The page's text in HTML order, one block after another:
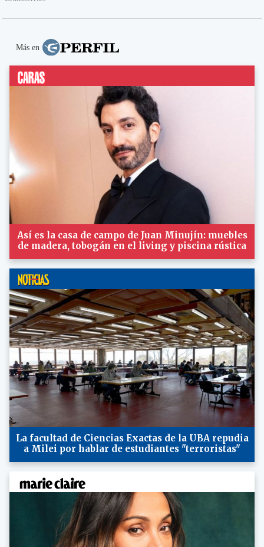
Más en
Así es la casa de campo de Juan Minujín: muebles
de madera, tobogán en el living y piscina rústica
La facultad de Ciencias Exactas de la UBA repudia
a Milei por hablar de estudiantes "terroristas"